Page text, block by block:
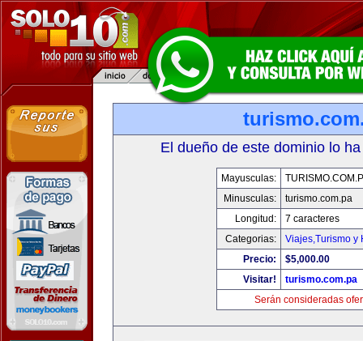
El dueño de este dominio lo
Mayusculas:
Minusculas:
turismo.com.pa
Longitud:
7 caracteres
Categorias:
Viajes,Turismo y
Precio:
$5,000.00
Visitar!
turismo.com.pa
Serán consideradas